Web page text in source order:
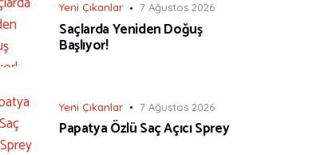
Yeni Çıkanlar 7 Ağustos 2026
Saçlarda Yeniden Doğuş
Başlıyor!
Yeni Çıkanlar 7 Ağustos 2026
Papatya Özlü Saç Açıcı Sprey